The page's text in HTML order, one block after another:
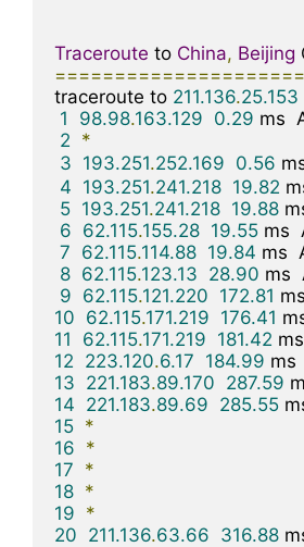
Traceroute to China, Beijing
traceroute to 211.136.25.153
1
98.98.163.129 0.29 ms
2 *
3 193.251.252.169 0.56
4 193.251.241.218 19.82
5 193.251.241.218 19.88
6 62.115.155.28 19.55 ms
7 62.115.114.88 19.84 ms
8 62.115.123.13 28.90 ms
9 62.115.121.220 172.81
10 62.115.171.219 176.41
11
62.115.171.219 181.42
12 223.120.6.17 184.99 ms
13 221.183.89.170 287.59
14 221.183.89.69 285.55
15 *
16 *
17 *
18 *
19 *
20 211.136.63.66 316.88